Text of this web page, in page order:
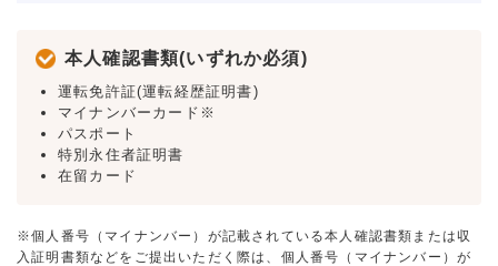
本人確認書類(いずれか必須)
運転免許証(運転経歴証明書)
マイナンバーカード※
パスポート
特別永住者証明書
在留カード
※個人番号（マイナンバー）が記載されている本人確認書類または収
入証明書類などをご提出いただく際は、個人番号（マイナンバー）が